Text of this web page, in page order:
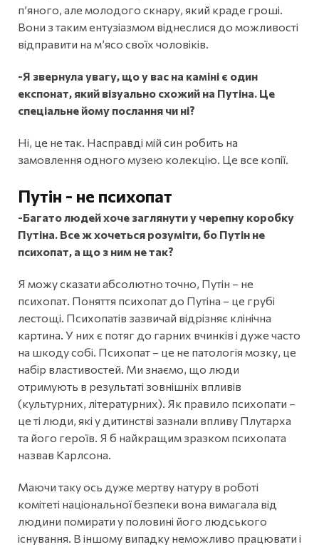
п’яного, але молодого скнару, який краде гроші.
Вони з таким ентузіазмом віднеслися до можливості
відправити на м’ясо своїх чоловіків.
-Я звернула увагу, що у вас на каміні є один
експонат, який візуально схожий на Путіна. Це
спеціальне йому послання чи ні?
Ні, це не так. Насправді мій син робить на
замовлення одного музею колекцію. Це все копії.
Путін - не психопат
-Багато людей хоче заглянути у черепну коробку
Путіна. Все ж хочеться розуміти, бо Путін не
психопат, а що з ним не так?
Я можу сказати абсолютно точно, Путін – не
психопат. Поняття психопат до Путіна – це грубі
лестощі. Психопатів зазвичай відрізняє клінічна
картина. У них є потяг до гарних вчинків і дуже часто
на шкоду собі. Психопат – це не патологія мозку, це
набір властивостей. Ми знаємо, що люди
отримують в результаті зовнішніх впливів
(культурних, літературних). Як правило психопати –
це ті люди, які у дитинстві зазнали впливу Плутарха
та його героїв. Я б найкращим зразком психопата
назвав Карлсона.
Маючи таку ось дуже мертву натуру в роботі
комітеті національної безпеки вона вимагала від
людини помирати у половині його людського
існування. В іншому випадку неможливо працювати і